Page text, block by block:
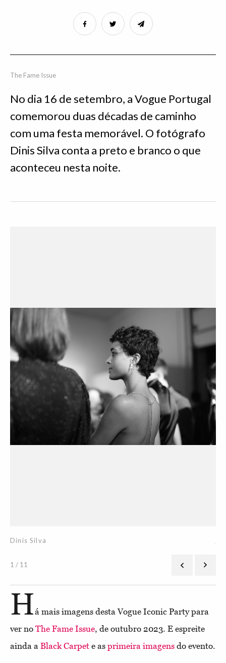
The Fame Issue
No dia 16 de setembro, a Vogue Portugal
comemorou duas décadas de caminho
com uma festa memorável. O fotógrafo
Dinis Silva conta a preto e branco o que
aconteceu nesta noite.
Dinis Silva
1 / 11
Há mais imagens desta Vogue Iconic Party para
ver no The Fame Issue, de outubro 2023. E espreite
ainda a Black Carpet e as primeira imagens do evento.